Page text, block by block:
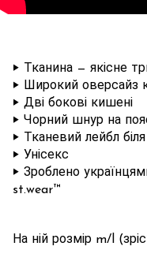
‣ Тканина — якісне
‣ Широкий оверсайз
‣ Дві бокові кишені
‣ Чорний шнур на
‣ Тканевий лейбл
‣ Унісекс
‣ Зроблено
st.wear™
На ній розмір m/l